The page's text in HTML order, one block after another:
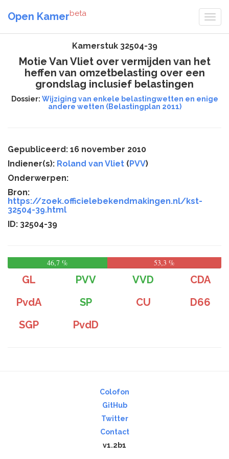
Open Kamerbeta
Kamerstuk 32504-39
Motie Van Vliet over vermijden van het
heffen van omzetbelasting over een
grondslag inclusief belastingen
Dossier: Wijziging van enkele belastingwetten en enige
andere wetten (Belastingplan 2011)
Gepubliceerd: 16 november 2010
Indiener(s): Roland van Vliet (PVV)
Onderwerpen:
Bron:
https://zoek.officielebekendmakingen.nl/kst-
32504-39.html
ID: 32504-39
46,7 % 53,3 %
GL PVV VVD
CDA
PvdA
SP CU
D66
SGP
PvdD
Colofon
GitHub
Twitter
Contact
v1.2b1